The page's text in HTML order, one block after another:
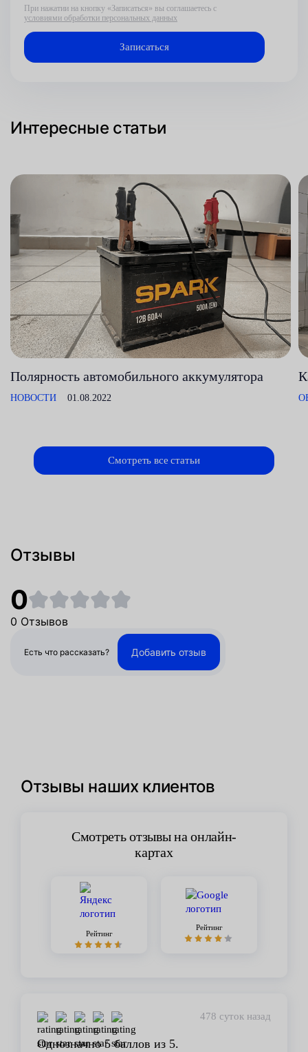
При нажатии на кнопку «Записаться» вы соглашаетесь с
условиями обработки персональных данных
Интересные статьи
Полярность автомобильного аккумулятора
НОВОСТИ 01.08.2022
Смотреть все статьи
Отзывы
0
0 Отзывов
Есть что рассказать? Добавить отзыв
Отзывы наших клиентов
Смотреть отзывы на онлайн-
картах
Рейтинг
Рейтинг
478 суток назад
Однозначно 5 баллов из 5.